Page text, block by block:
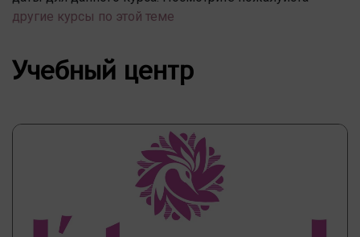
другие курсы по этой теме
Учебный центр